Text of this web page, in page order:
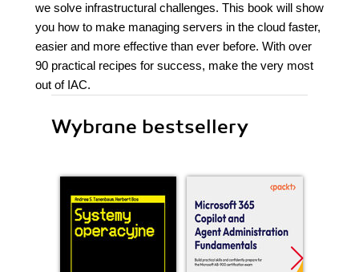
we solve infrastructural challenges. This book will show
you how to make managing servers in the cloud faster,
easier and more effective than ever before. With over
90 practical recipes for success, make the very most
out of IAC.
Wybrane bestsellery